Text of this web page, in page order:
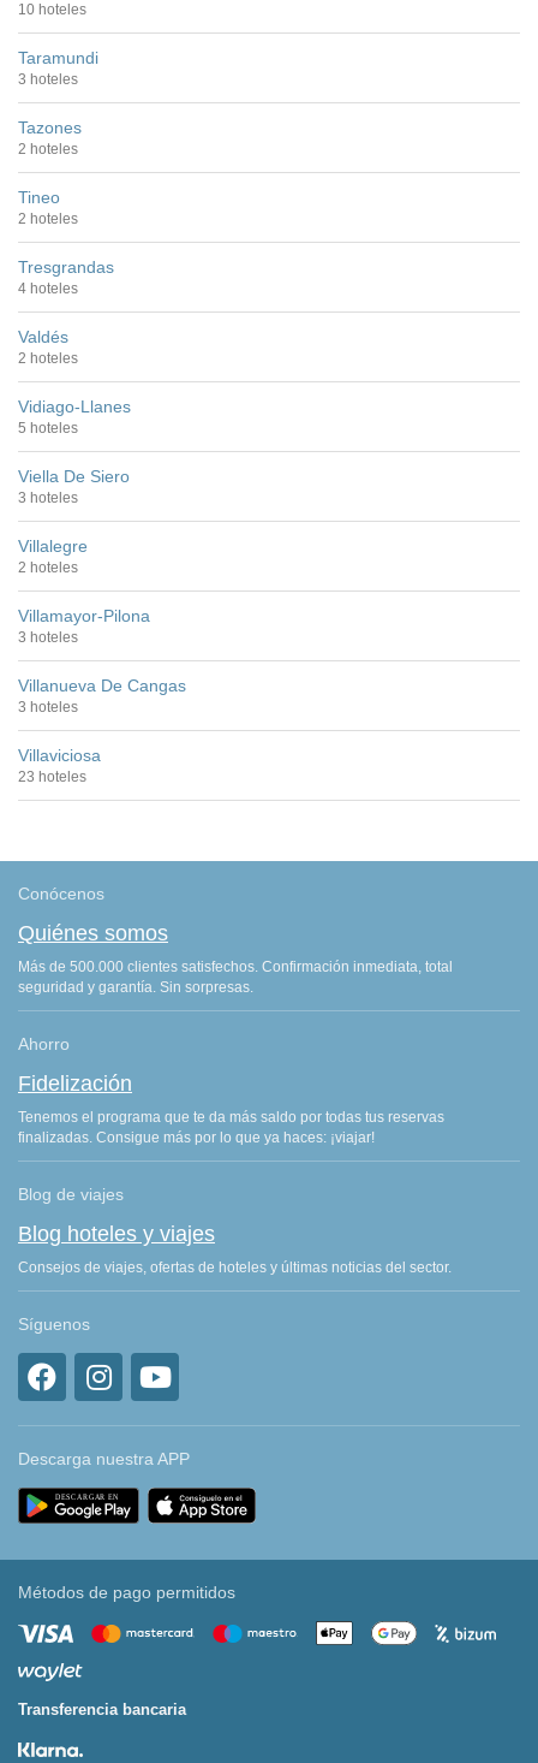
10 hoteles
Taramundi
3 hoteles
Tazones
2 hoteles
Tineo
2 hoteles
Tresgrandas
4 hoteles
Valdés
2 hoteles
Vidiago-Llanes
5 hoteles
Viella De Siero
3 hoteles
Villalegre
2 hoteles
Villamayor-Pilona
3 hoteles
Villanueva De Cangas
3 hoteles
Villaviciosa
23 hoteles
Conócenos
Quiénes somos
Más de 500.000 clientes satisfechos. Confirmación inmediata, total
seguridad y garantía. Sin sorpresas.
Ahorro
Fidelización
Tenemos el programa que te da más saldo por todas tus reservas
finalizadas. Consigue más por lo que ya haces: ¡viajar!
Blog de viajes
Blog hoteles y viajes
Consejos de viajes, ofertas de hoteles y últimas noticias del sector.
Síguenos
Descarga nuestra APP
Métodos de pago permitidos
Transferencia bancaria